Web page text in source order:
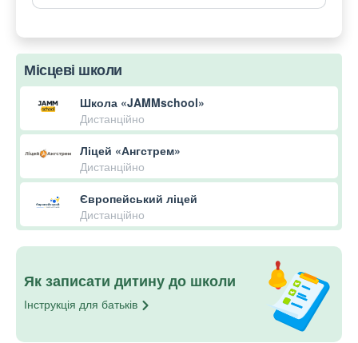
Місцеві школи
Школа «JAMMschool»
Дистанційно
Ліцей «Ангстрем»
Дистанційно
Європейський ліцей
Дистанційно
Як записати дитину до школи
Інструкція для батьків